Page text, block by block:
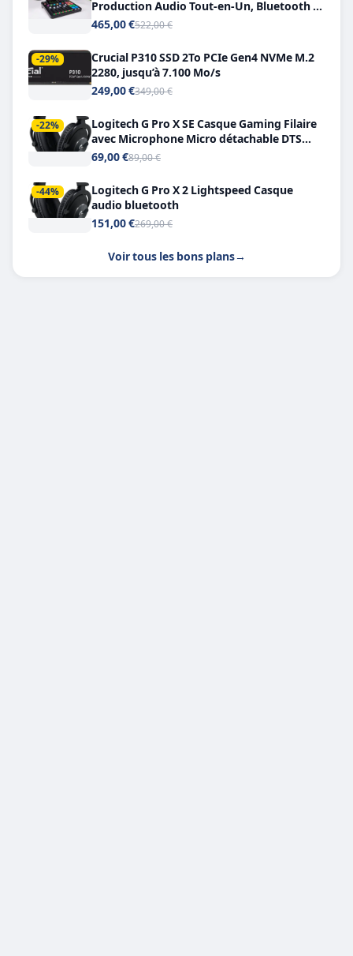
Production Audio Tout-en-Un, Bluetooth et
Double USB-C
465,00 €522,00 €
-29%
Crucial P310 SSD 2To PCIe Gen4 NVMe M.2
2280, jusqu’à 7.100 Mo/s
249,00 €349,00 €
-22%
Logitech G Pro X SE Casque Gaming Filaire
avec Microphone Micro détachable DTS
Headphone X 7.1
69,00 €89,00 €
-44%
Logitech G Pro X 2 Lightspeed Casque
audio bluetooth
151,00 €269,00 €
Voir tous les bons plans→